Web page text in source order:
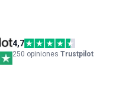
4,7
250 opiniones Trustpilot